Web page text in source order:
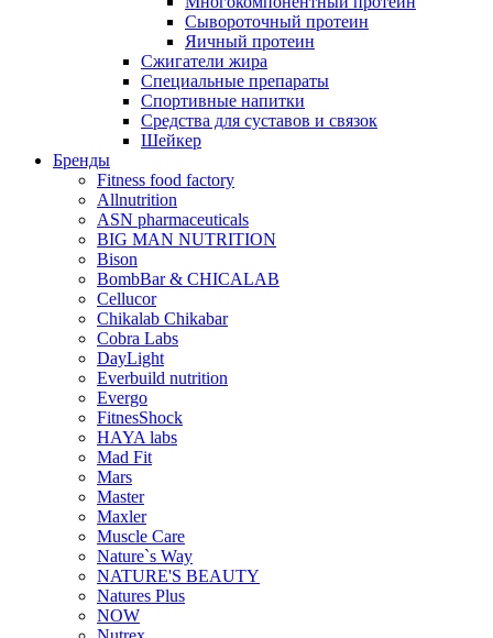
Сывороточный протеин
Яичный протеин
Сжигатели жира
Специальные препараты
Спортивные напитки
Средства для суставов и связок
Шейкер
Бренды
Fitness food factory
Allnutrition
ASN pharmaceuticals
BIG MAN NUTRITION
Bison
BombBar & CHICALAB
Cellucor
Chikalab Chikabar
Cobra Labs
DayLight
Everbuild nutrition
Evergo
FitnesShock
HAYA labs
Mad Fit
Mars
Master
Maxler
Muscle Care
Nature`s Way
NATURE'S BEAUTY
Natures Plus
NOW